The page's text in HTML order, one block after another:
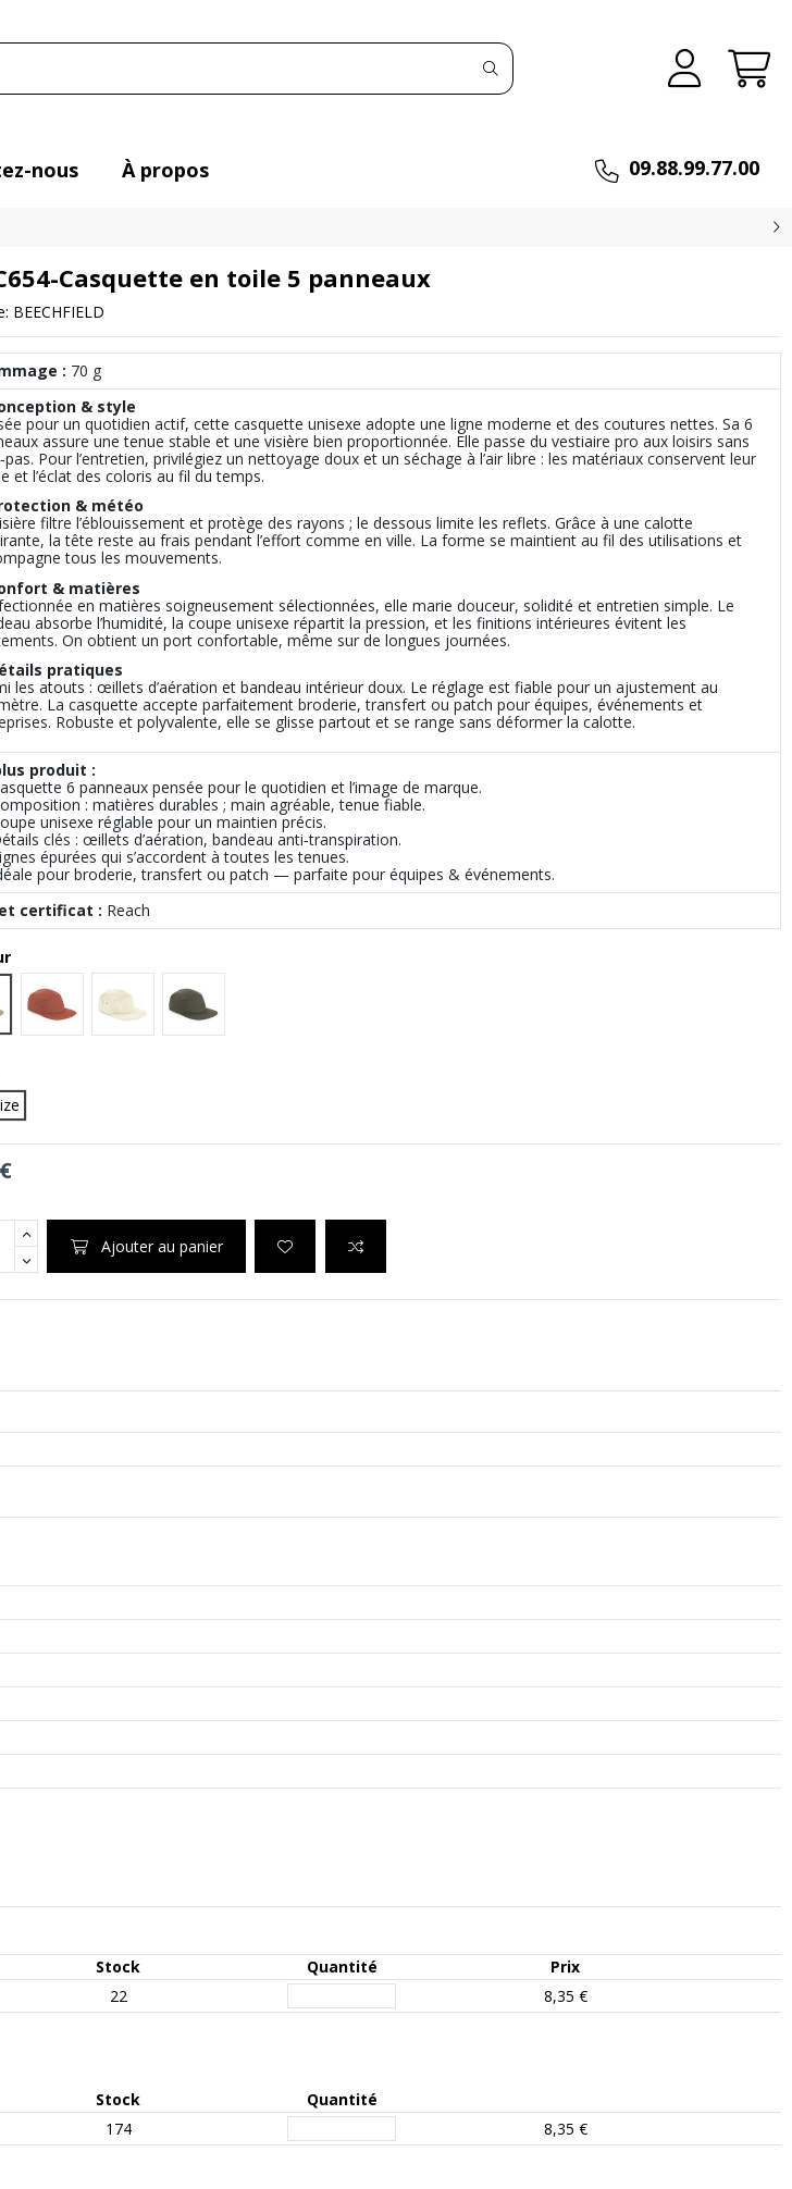
nous À propos 09.88.99.77.00
Casquette en toile 5 panneaux
BEECHFIELD
: 70 g
& style
pour un quotidien actif, cette casquette unisexe adopte une ligne moderne et des coutures nettes. Sa 6
assure une tenue stable et une visière bien proportionnée. Elle passe du vestiaire pro aux loisirs sans
Pour l’entretien, privilégiez un nettoyage doux et un séchage à l’air libre : les matériaux conservent leur
et l’éclat des coloris au fil du temps.
& météo
filtre l’éblouissement et protège des rayons ; le dessous limite les reflets. Grâce à une calotte
la tête reste au frais pendant l’effort comme en ville. La forme se maintient au fil des utilisations et
tous les mouvements.
& matières
en matières soigneusement sélectionnées, elle marie douceur, solidité et entretien simple. Le
absorbe l’humidité, la coupe unisexe répartit la pression, et les finitions intérieures évitent les
On obtient un port confortable, même sur de longues journées.
pratiques
les atouts : œillets d’aération et bandeau intérieur doux. Le réglage est fiable pour un ajustement au
La casquette accepte parfaitement broderie, transfert ou patch pour équipes, événements et
Robuste et polyvalente, elle se glisse partout et se range sans déformer la calotte.
produit :
6 panneaux pensée pour le quotidien et l’image de marque.
: matières durables ; main agréable, tenue fiable.
unisexe réglable pour un maintien précis.
clés : œillets d’aération, bandeau anti‑transpiration.
épurées qui s’accordent à toutes les tenues.
pour broderie, transfert ou patch — parfaite pour équipes & événements.
certificat : Reach
Sand
Terracotta Natural Olive Green
Ajouter au panier
Stock Quantité Prix
22 8,35 €
Stock Quantité
174 8,35 €